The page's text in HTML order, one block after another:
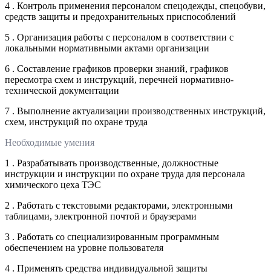
4 . Контроль применения персоналом спецодежды, спецобуви,
средств защиты и предохранительных приспособлений
5 . Организация работы с персоналом в соответствии с
локальными нормативными актами организации
6 . Составление графиков проверки знаний, графиков
пересмотра схем и инструкций, перечней нормативно-
технической документации
7 . Выполнение актуализации производственных инструкций,
схем, инструкций по охране труда
Необходимые умения
1 . Разрабатывать производственные, должностные
инструкции и инструкции по охране труда для персонала
химического цеха ТЭС
2 . Работать с текстовыми редакторами, электронными
таблицами, электронной почтой и браузерами
3 . Работать со специализированным программным
обеспечением на уровне пользователя
4 . Применять средства индивидуальной защиты